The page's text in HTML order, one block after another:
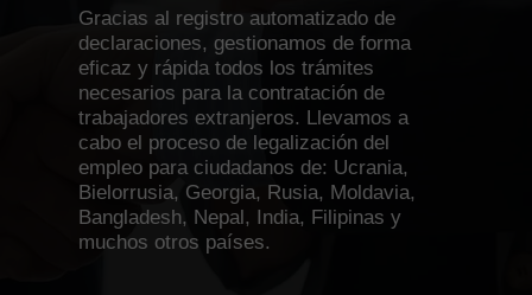
Gracias al registro automatizado de
declaraciones, gestionamos de forma
eficaz y rápida todos los trámites
necesarios para la contratación de
trabajadores extranjeros. Llevamos a
cabo el proceso de legalización del
empleo para ciudadanos de: Ucrania,
Bielorrusia, Georgia, Rusia, Moldavia,
Bangladesh, Nepal, India, Filipinas y
muchos otros países.